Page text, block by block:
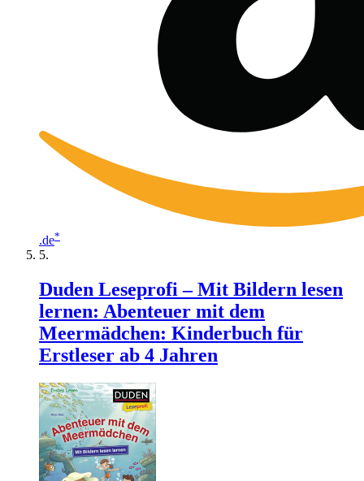
.de*
Duden Leseprofi – Mit Bildern lesen
lernen: Abenteuer mit dem
Meermädchen: Kinderbuch für
Erstleser ab 4 Jahren